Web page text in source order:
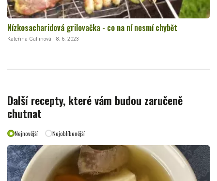
Nízkosacharidová grilovačka - co na ní nesmí chybět
Kateřina Gallinová · 8. 6. 2023
Další recepty, které vám budou zaručeně
chutnat
Nejnovější Nejoblíbenější